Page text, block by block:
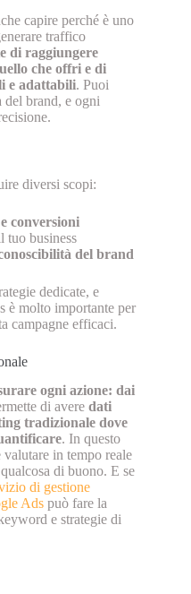
capire perché è uno
traffico
di raggiungere
che offri e di
e adattabili. Puoi
del brand, e ogni
diversi scopi:
conversioni
tuo business
del brand
dedicate, e
è molto importante per
campagne efficaci.
ogni azione: dai
di avere dati
tradizionale dove
. In questo
in tempo reale
di buono. E se
di gestione
Ads può fare la
e strategie di